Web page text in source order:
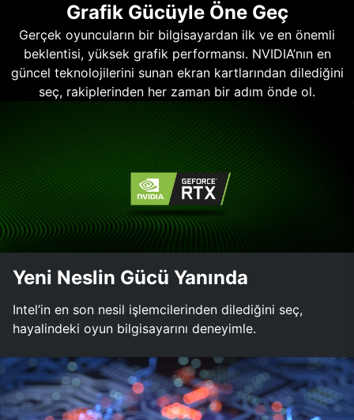
Grafik Gücüyle Öne Geç
Gerçek oyuncuların bir bilgisayardan ilk ve en önemli
beklentisi, yüksek grafik performansı. NVIDIA’nın en
güncel teknolojilerini sunan ekran kartlarından dilediğini
seç, rakiplerinden her zaman bir adım önde ol.
Yeni Neslin Gücü Yanında
Intel’in en son nesil işlemcilerinden dilediğini seç,
hayalindeki oyun bilgisayarını deneyimle.